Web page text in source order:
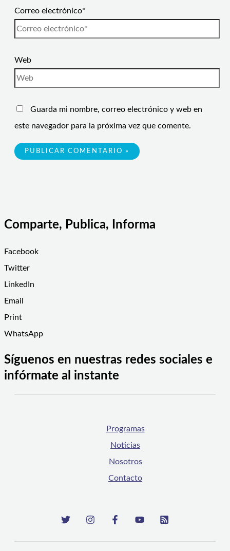
Correo electrónico*
Web
Guarda mi nombre, correo electrónico y web en
este navegador para la próxima vez que comente.
Comparte, Publica, Informa
Facebook
Twitter
LinkedIn
Email
Print
WhatsApp
Síguenos en nuestras redes sociales e
infórmate al instante
Programas
Noticias
Nosotros
Contacto